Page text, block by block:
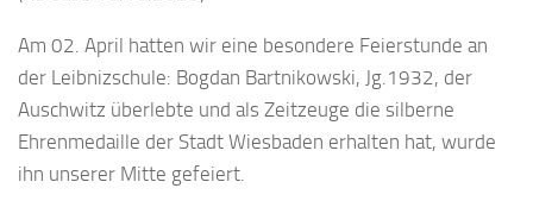
Am 02. April hatten wir eine besondere Feierstunde an
der Leibnizschule: Bogdan Bartnikowski, Jg.1932, der
Auschwitz überlebte und als Zeitzeuge die silberne
Ehrenmedaille der Stadt Wiesbaden erhalten hat, wurde
ihn unserer Mitte gefeiert.